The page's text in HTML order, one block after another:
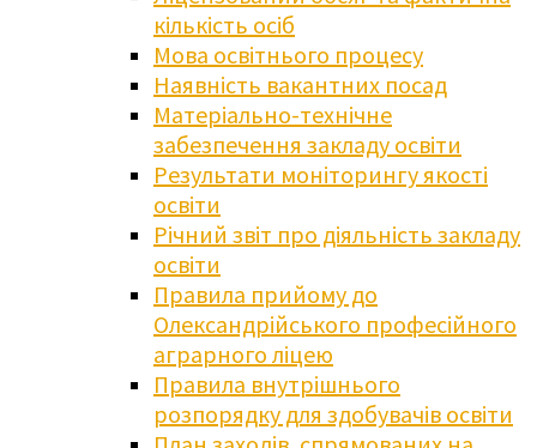
кількість осіб
Мова освітнього процесу
Наявність вакантних посад
Матеріально-технічне
забезпечення закладу освіти
Результати моніторингу якості
освіти
Річний звіт про діяльність закладу
освіти
Правила прийому до
Олександрійського професійного
аграрного ліцею
Правила внутрішнього
розпорядку для здобувачів освіти